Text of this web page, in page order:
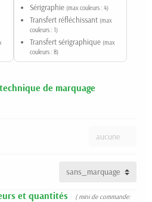
Sérigraphie (max couleurs : 4)
Transfert réfléchissant (max
couleurs : 1)
Transfert sérigraphique (max
couleurs : 8)
de marquage
et quantités
( mini de commande: